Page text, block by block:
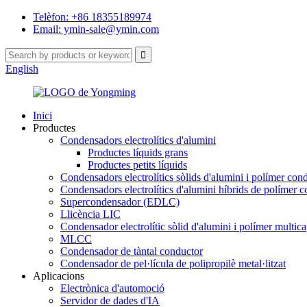
Telèfon: +86 18355189974
Email: ymin-sale@ymin.com
English
Inici
Productes
Condensadors electrolítics d'alumini
Productes líquids grans
Productes petits líquids
Condensadors electrolítics sòlids d'alumini i polímer
Condensadors electrolítics d'alumini híbrids de polímer
Supercondensador (EDLC)
Llicència LIC
Condensador electrolític sòlid d'alumini i polímer
MLCC
Condensador de tàntal conductor
Condensador de pel·lícula de polipropilè metal·litzat
Aplicacions
Electrònica d'automoció
Servidor de dades d'IA